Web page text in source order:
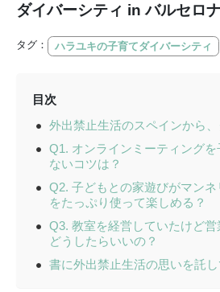
ダイバーシティ in バルセロナ
タグ： ハラユキの子育てダイバーシティ
目次
外出禁止生活のスペインから、
Q1. オンラインミーティング
ないコツは？
Q2. 子どもとの家遊びがマン
をたっぷり使って楽しめる？
Q3. 教室を経営していたけど営
どうしたらいいの？
書に外出禁止生活の思いを託し